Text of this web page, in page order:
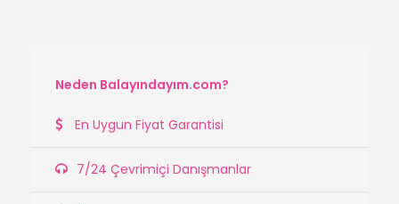
Neden Balayındayım.com?
En Uygun Fiyat Garantisi
7/24 Çevrimiçi Danışmanlar